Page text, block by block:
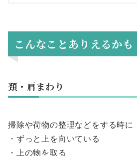
こんなことありえるかも
頚・肩まわり
掃除や荷物の整理などをする時に
・ずっと上を向いている
・上の物を取る